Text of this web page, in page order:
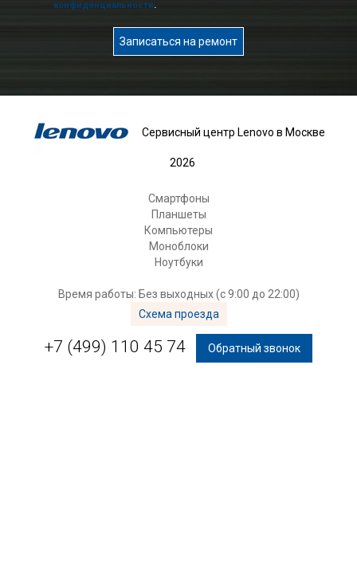
конфиденциальности.
Записаться на ремонт
Сервисный центр Lenovo в Москве
2026
Смартфоны
Планшеты
Компьютеры
Моноблоки
Ноутбуки
Время работы: Без выходных (с 9:00 до 22:00)
Схема проезда
+7 (499) 110 45 74 Обратный звонок